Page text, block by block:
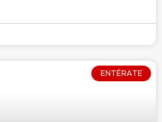
ENTÉRATE